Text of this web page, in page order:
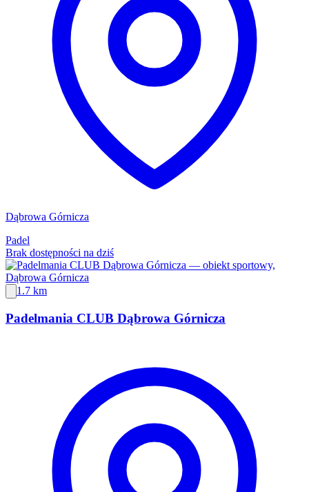
Dąbrowa Górnicza
Padel
Brak dostępności na dziś
1.7 km
Padelmania CLUB Dąbrowa Górnicza